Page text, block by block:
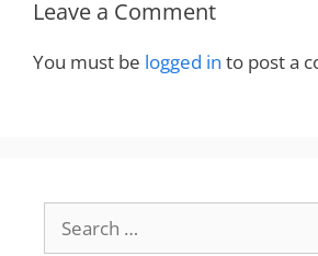
Leave a Comment
You must be logged in to post a
for: